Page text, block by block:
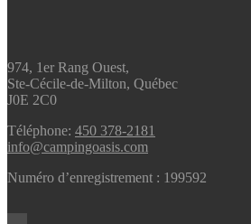
974, 1er Rang Ouest,
Ste-Cécile-de-Milton, Québec
J0E 2C0
Téléphone: 450 378-2181
info@campingoasis.com
Numéro d’enregistrement : 199592